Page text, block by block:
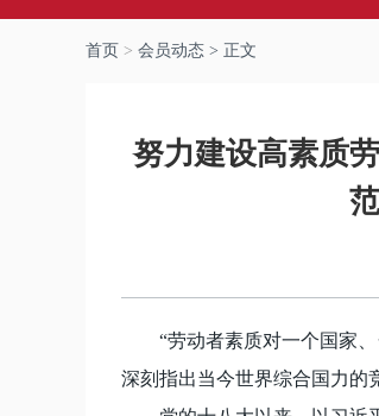
首页 > 会员动态 > 正文
努力建设高素质
“劳动者素质对一个国家
深刻指出当今世界综合国力的